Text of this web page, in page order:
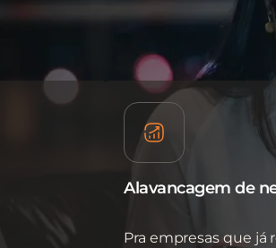
Alavancagem de
Pra empresas que